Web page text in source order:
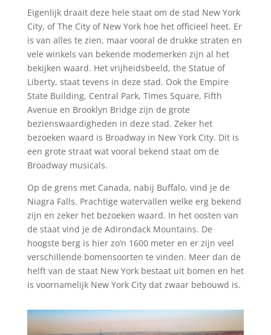
Eigenlijk draait deze hele staat om de stad New York
City, of The City of New York hoe het officieel heet. Er
is van alles te zien, maar vooral de drukke straten en
vele winkels van bekende modemerken zijn al het
bekijken waard. Het vrijheidsbeeld, the Statue of
Liberty, staat tevens in deze stad. Ook the Empire
State Building, Central Park, Times Square, Fifth
Avenue en Brooklyn Bridge zijn de grote
bezienswaardigheden in deze stad. Zeker het
bezoeken waard is Broadway in New York City. Dit is
een grote straat wat vooral bekend staat om de
Broadway musicals.
Op de grens met Canada, nabij Buffalo, vind je de
Niagra Falls. Prachtige watervallen welke erg bekend
zijn en zeker het bezoeken waard. In het oosten van
de staat vind je de Adirondack Mountains. De
hoogste berg is hier zo’n 1600 meter en er zijn veel
verschillende bomensoorten te vinden. Meer dan de
helft van de staat New York bestaat uit bomen en het
is voornamelijk New York City dat zwaar bebouwd is.